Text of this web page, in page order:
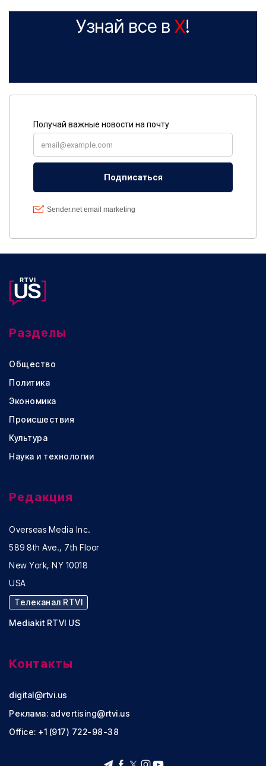
Узнай все в X!
Разделы
Общество
Политика
Экономика
Происшествия
Культура
Наука и технологии
Редакция
Overseas Media Inc.
589 8th Ave., 7th Floor
New York, NY 10018
USA
Телеканал RTVI
Mediakit RTVI US
Контакты
digital@rtvi.us
Реклама: advertising@rtvi.us
Office: +1 (917) 722-98-38